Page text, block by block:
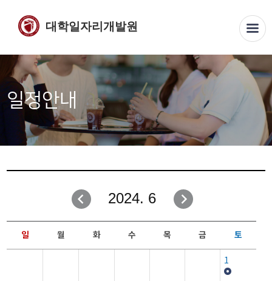
대학일자리개발원
일정안내
2024. 6
일 월 화 수 목 금 토
1